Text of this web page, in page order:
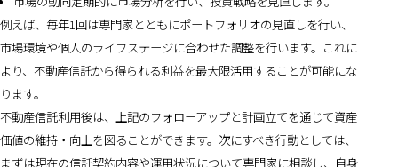
例えば、毎年1回は専門家とともにポートフォリオの見直しを行い、
市場環境や個人のライフステージに合わせた調整を行います。これに
より、不動産信託から得られる利益を最大限活用することが可能にな
ります。
不動産信託利用後は、上記のフォローアップと計画立てを通じて資産
価値の維持・向上を図ることができます。次にすべき行動としては、
まずは現在の信託契約内容や運用状況について専門家に相談し、自身